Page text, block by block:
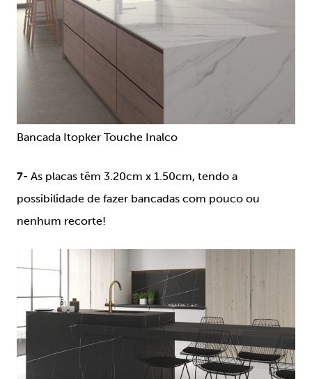
Bancada Itopker Touche Inalco
7- As placas têm 3.20cm x 1.50cm, tendo a
possibilidade de fazer bancadas com pouco ou
nenhum recorte!